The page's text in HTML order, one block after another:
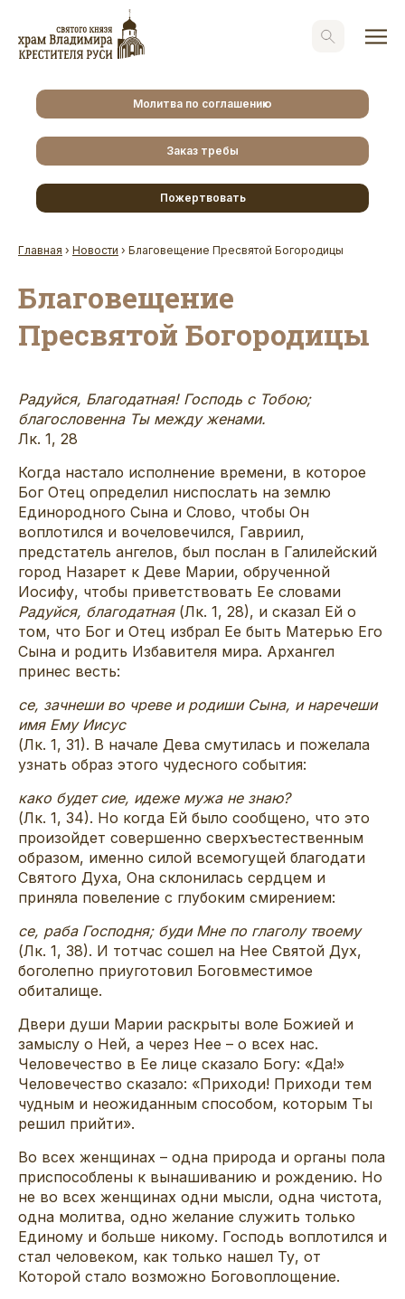
Молитва по соглашению
Заказ требы
Пожертвовать
Главная › Новости › Благовещение Пресвятой Богородицы
Благовещение
Пресвятой Богородицы
Радуйся, Благодатная! Господь с Тобою;
благословенна Ты между женами.
Лк. 1, 28
Когда настало исполнение времени, в которое
Бог Отец определил ниспослать на землю
Единородного Сына и Слово, чтобы Он
воплотился и вочеловечился, Гавриил,
предстатель ангелов, был послан в Галилейский
город Назарет к Деве Марии, обрученной
Иосифу, чтобы приветствовать Ее словами
Радуйся, благодатная(Лк. 1, 28), и сказал Ей о
том, что Бог и Отец избрал Ее быть Матерью Его
Сына и родить Избавителя мира. Архангел
принес весть:
се, зачнеши во чреве и родиши Сына, и наречеши
имя Ему Иисус
(Лк. 1, 31). В начале Дева смутилась и пожелала
узнать образ этого чудесного события:
како будет сие, идеже мужа не знаю?
(Лк. 1, 34). Но когда Ей было сообщено, что это
произойдет совершенно сверхъестественным
образом, именно силой всемогущей благодати
Святого Духа, Она склонилась сердцем и
приняла повеление с глубоким смирением:
се, раба Господня; буди Мне по глаголу твоему
(Лк. 1, 38). И тотчас сошел на Нее Святой Дух,
боголепно приуготовил Боговместимое
обиталище.
Двери души Марии раскрыты воле Божией и
замыслу о Ней, а через Нее – о всех нас.
Человечество в Ее лице сказало Богу: «Да!»
Человечество сказало: «Приходи! Приходи тем
чудным и неожиданным способом, которым Ты
решил прийти».
Во всех женщинах – одна природа и органы пола
приспособлены к вынашиванию и рождению. Но
не во всех женщинах одни мысли, одна чистота,
одна молитва, одно желание служить только
Единому и больше никому. Господь воплотился и
стал человеком, как только нашел Ту, от
Которой стало возможно Боговоплощение.